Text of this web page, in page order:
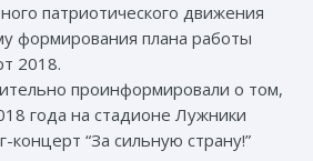
патриотического движения
формирования плана работы
2018.
проинформировали о том,
года на стадионе Лужники
концерт “За сильную страну!”